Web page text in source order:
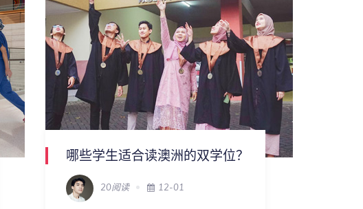
哪些学生适合读澳洲的双学位？
20阅读 12-01